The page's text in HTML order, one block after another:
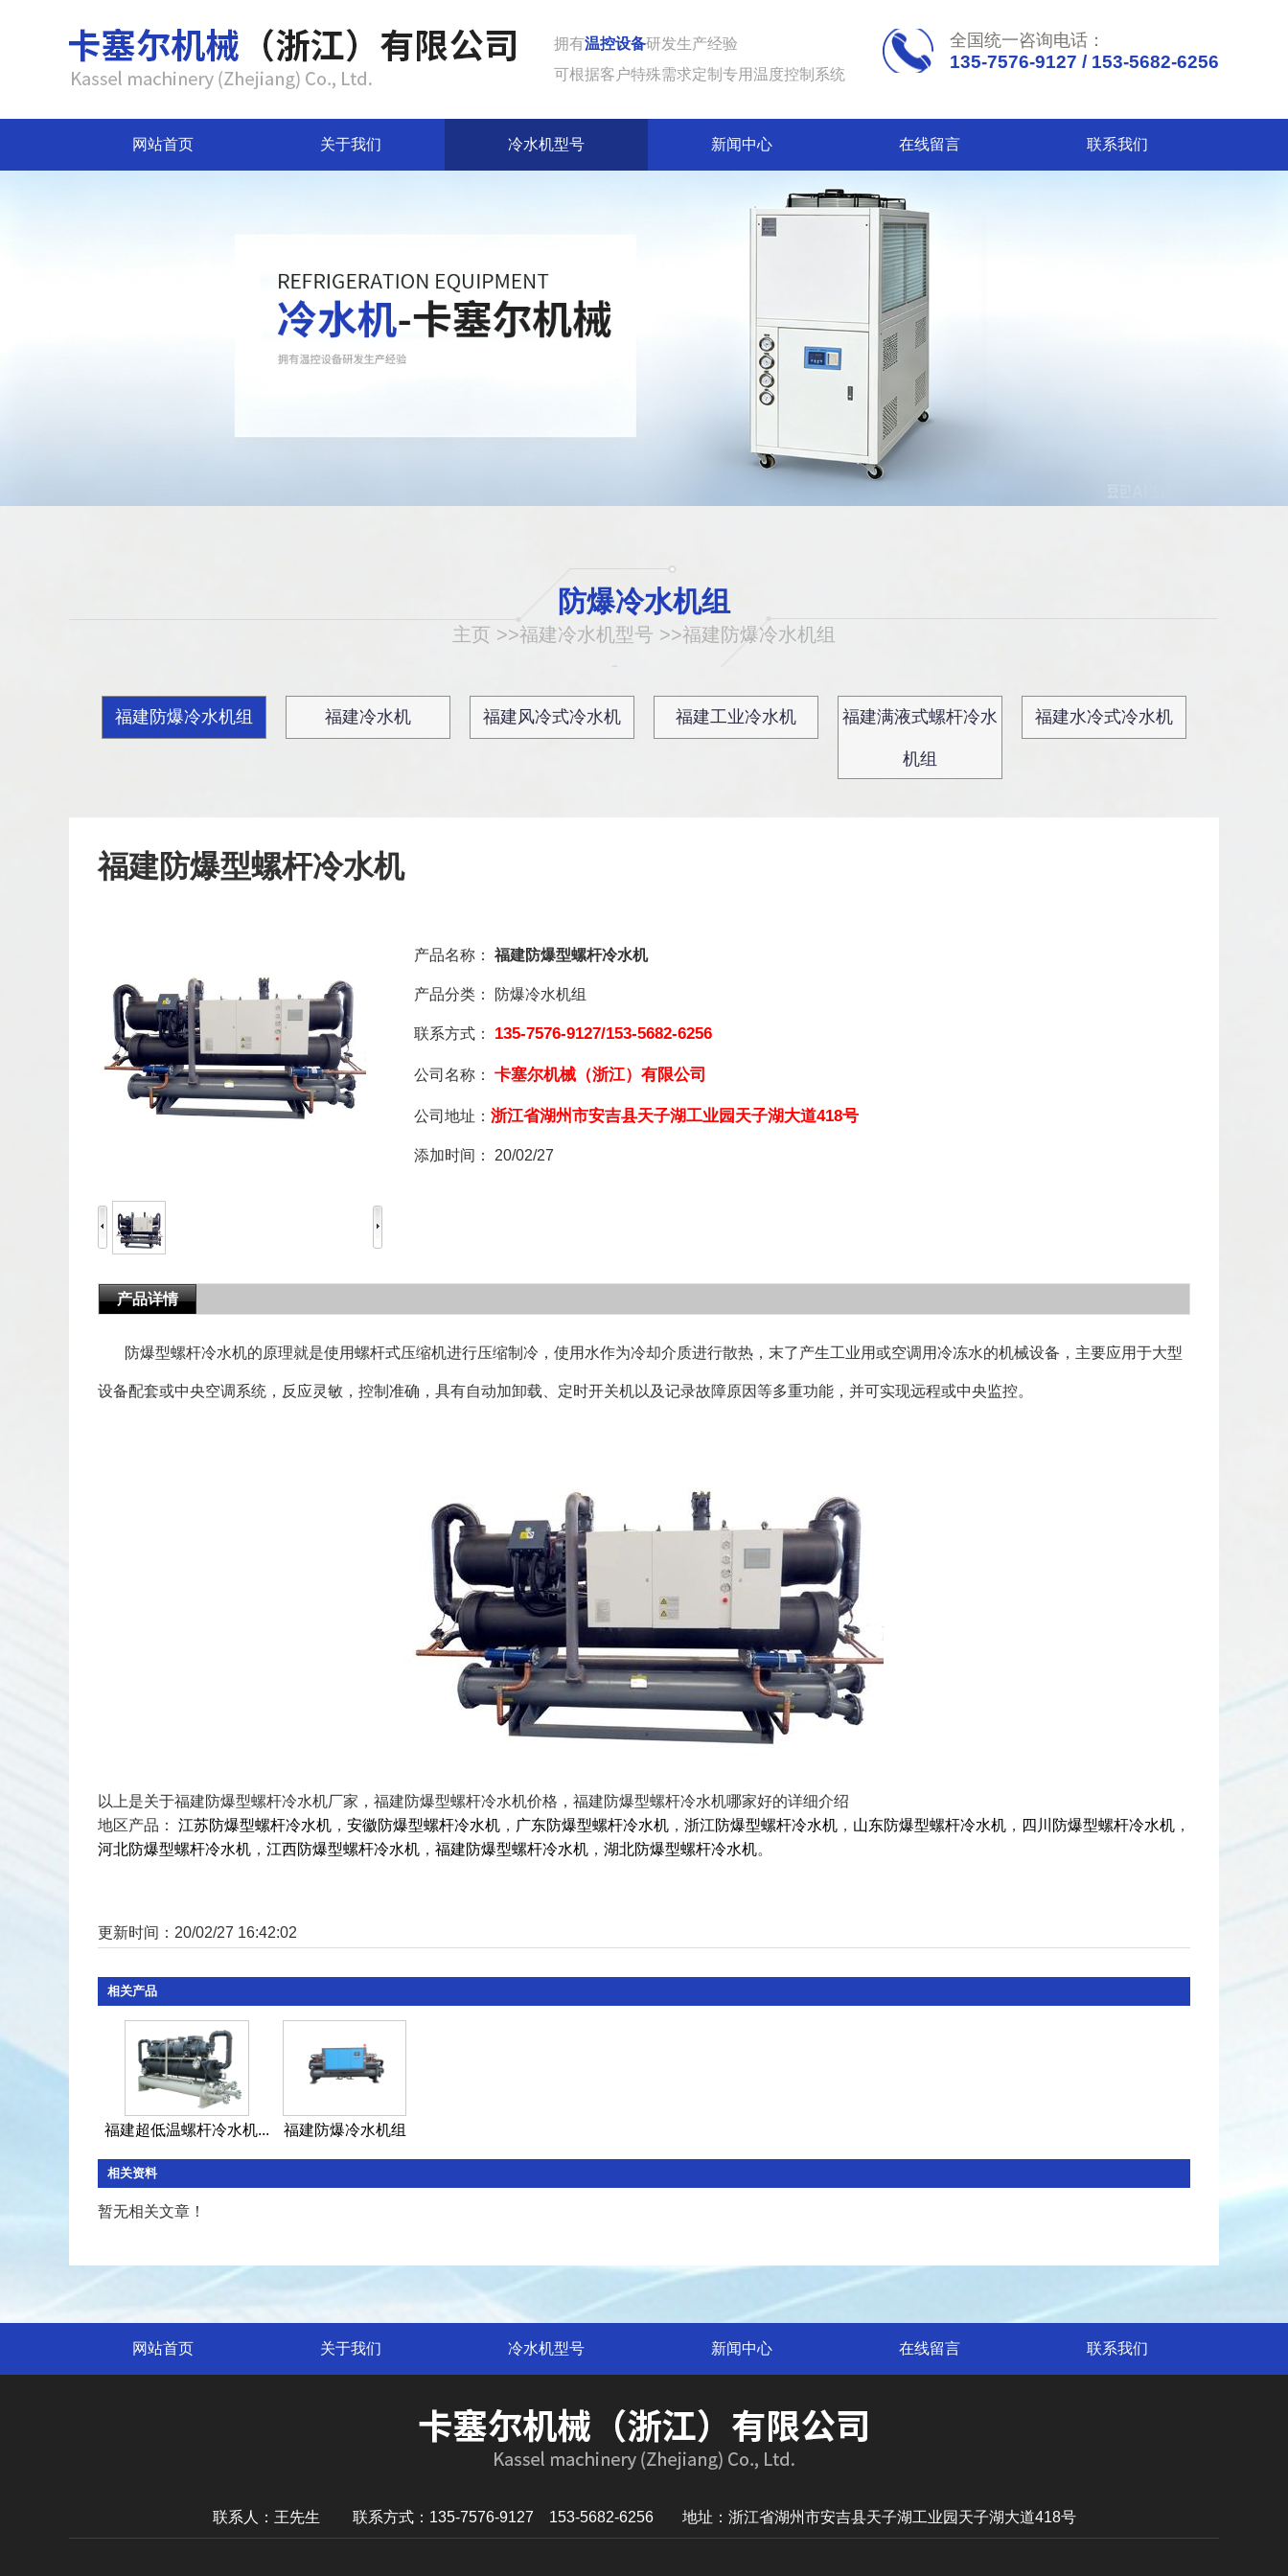
拥有温控设备研发生产经验
可根据客户特殊需求定制专用温度控制系统
全国统一咨询电话：
135-7576-9127 / 153-5682-6256
网站首页 关于我们 冷水机型号 新闻中心 在线留言 联系我们
防爆冷水机组
主页 >>福建冷水机型号 >>福建防爆冷水机组
福建防爆冷水机组 福建冷水机 福建风冷式冷水机 福建工业冷水机 福建满液式螺杆冷水
机组
福建水冷式冷水机
福建防爆型螺杆冷水机
产品名称： 福建防爆型螺杆冷水机
产品分类： 防爆冷水机组
联系方式： 135-7576-9127/153-5682-6256
公司名称： 卡塞尔机械（浙江）有限公司
公司地址： 浙江省湖州市安吉县天子湖工业园天子湖大道418号
添加时间： 20/02/27
产品详情
防爆型螺杆冷水机的原理就是使用螺杆式压缩机进行压缩制冷，使用水作为冷却介质进行散热，末了产生工业用或空调用冷冻水的机械设备，主要应用于大型
设备配套或中央空调系统，反应灵敏，控制准确，具有自动加卸载、定时开关机以及记录故障原因等多重功能，并可实现远程或中央监控。
以上是关于福建防爆型螺杆冷水机厂家，福建防爆型螺杆冷水机价格，福建防爆型螺杆冷水机哪家好的详细介绍
地区产品： 江苏防爆型螺杆冷水机 ， 安徽防爆型螺杆冷水机 ， 广东防爆型螺杆冷水机 ， 浙江防爆型螺杆冷水机 ， 山东防爆型螺杆冷水机 ， 四川防爆型螺杆冷水机 ，
河北防爆型螺杆冷水机 ， 江西防爆型螺杆冷水机 ， 福建防爆型螺杆冷水机 ， 湖北防爆型螺杆冷水机。
更新时间：20/02/27 16:42:02
相关产品
福建超低温螺杆冷水机... 福建防爆冷水机组
相关资料
暂无相关文章！
网站首页 关于我们 冷水机型号 新闻中心 在线留言 联系我们
联系人：王先生 联系方式：135-7576-9127 153-5682-6256 地址：浙江省湖州市安吉县天子湖工业园天子湖大道418号